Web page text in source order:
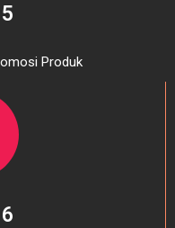
Produk